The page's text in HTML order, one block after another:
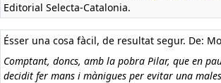
Editorial Selecta-Catalonia.
Ésser una cosa fàcil, de resultat segur. De:
Comptant, doncs, amb la pobra Pilar, que en
decidit fer mans i mànigues per evitar una